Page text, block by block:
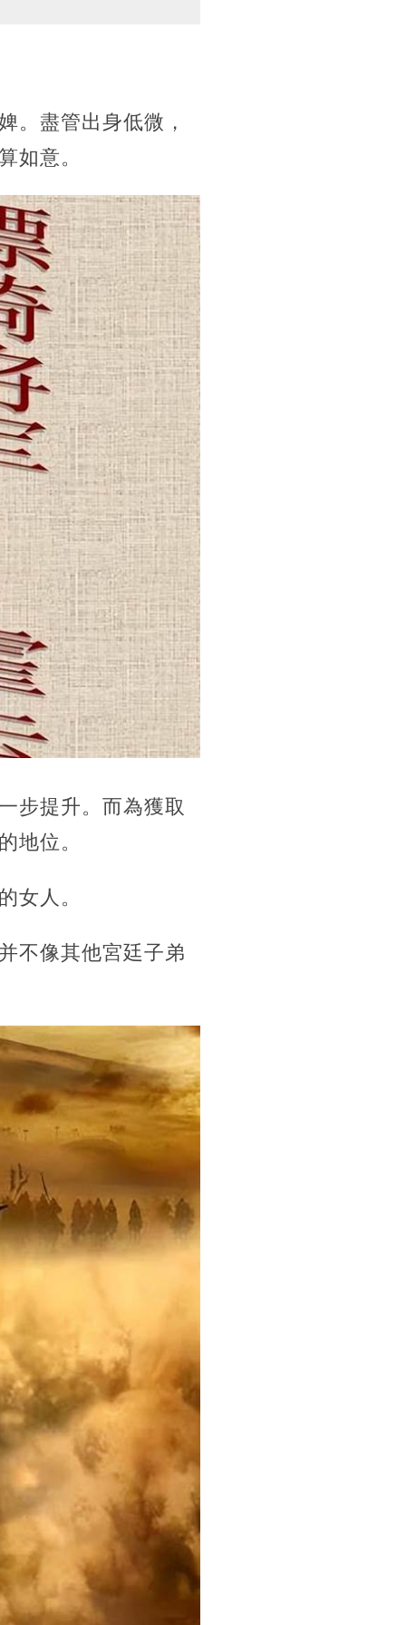
。盡管出身低微，
如意。
步提升。而為獲取
地位。
女人。
不像其他宮廷子弟